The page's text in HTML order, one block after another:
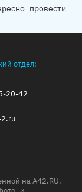
провести
отдел:
20-42
на A42.RU,